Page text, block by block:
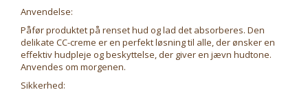
Anvendelse:
Påfør produktet på renset hud og lad det absorberes. Den
delikate CC-creme er en perfekt løsning til alle, der ønsker en
effektiv hudpleje og beskyttelse, der giver en jævn hudtone.
Anvendes om morgenen.
Sikkerhed: